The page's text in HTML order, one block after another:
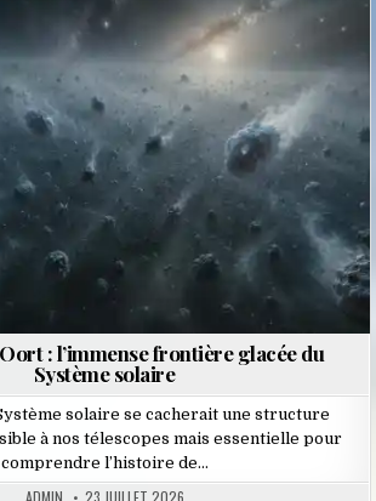
: l’immense frontière glacée du
Système solaire
solaire se cacherait une structure
à nos télescopes mais essentielle pour
comprendre l’histoire de…